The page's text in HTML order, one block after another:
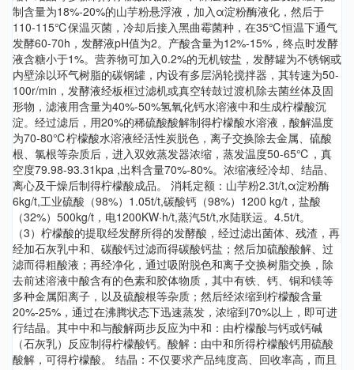
制含量为18%-20%的山芋粉悬浮液，加入α淀粉酶液化，然后于
110-115℃保温灭菌，冷却后接入黑曲霉菌种，在35℃恒温下通气
发酵60-70h，发酵液pH值为2。产酸含量为12%-15%，终点时发酵
液含糖小于1%。营养物可加入0.2%的无机铵盐，发酵罐为不锈钢或
内壁涂以环气树脂的碳钢罐，内设有多层涡轮搅拌器，其转速为50-
100r/min，发酵液经板框过滤机或真空转鼓过渡机除去菌丝体及固
形物，滤液用含量为40%-50%氢氧化钙水溶液中和生成柠檬酸沉
淀。经过滤后，用20%的稀硫酸酸解制得柠檬酸水溶液，酸解温度
为70-80℃柠檬酸水溶液经活性炭脱色，离子交换除去金属、硫酸
根、氯根等杂质后，进入双效蒸发器浓缩，蒸发温度50-65℃，真
空度79.98-93.31kpa ,出料含量70%-80%。浓缩液经冷却、结晶、
离心及干燥后制得柠檬酸成品。 消耗定额：山芋粉2.3t/t,α淀粉酶
6kg/t,工业硫酸（98%）1.05t/t,碳酸钙（98%）1200 kg/t，盐酸
（32%）500kg/t，电1200KW·h/t,蒸汽5t/t,水陆联运。4.5t/t。
（3）柠檬酸的提取经发酵所得的发酵酸，经过滤出菌体、残渣，再
经加石灰乳中和、碳酸钙过滤而得碳酸钙盐；然后加硫酸酸解、过
滤而得粗酸液；再经净化，通过吸附脱色和离子交换树脂交换，除
去前述溶液中酸含有的色素和胶体物质，其中有铁、钙、铜和镁等
多种金属阳离子，以及硫酸根等杂质；然后经浓缩到柠檬酸含量
20%-25%，通过在沸腾状态下迅速蒸发，浓缩到70%以上，即可进
行结晶。其中中和与酸解两步反应为中和：由柠檬酸与钙或钙碱
（石灰乳）反应制得柠檬酸钙。酸解：由中和所得柠檬酸钙用硫酸
酸解，可得柠檬酸。 结晶：不仅要求产品纯度高、回收率高，而且